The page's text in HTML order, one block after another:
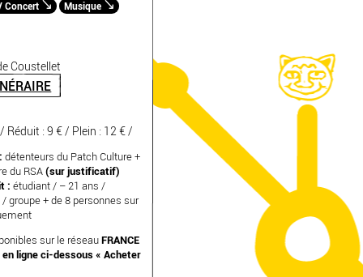
Concert Musique
Coustellet
Réduit : 9 € / Plein : 12 € /
détenteurs du Patch Culture +
du RSA (sur justificatif)
: étudiant / – 21 ans /
groupe + de 8 personnes sur
sur le réseauFRANCE
en ligne ci-dessous « Acheter